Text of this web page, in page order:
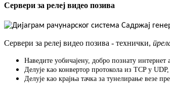
Сервери за релеј видео позива
Сервери за релеј видео позива - технички, прел
Наведите уобичајену, добро познату интернет
Делује као конвертор протокола из TCP у UDP,
Делује као крајња тачка за тунелирање везе пре